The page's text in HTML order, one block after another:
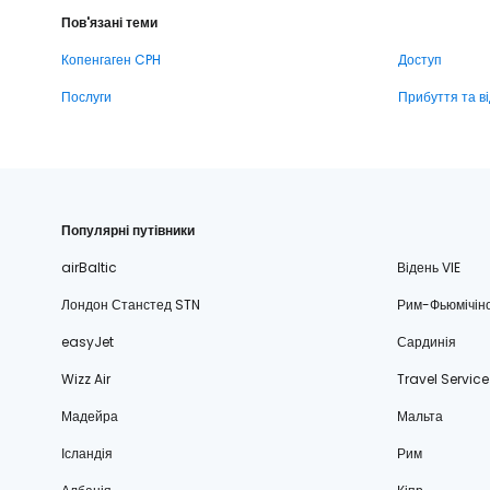
Пов'язані теми
Копенгаген CPH
Доступ
Послуги
Прибуття та
Популярні путівники
airBaltic
Відень VIE
Лондон Станстед STN
Рим-
easyJet
Сардинія
Wizz Air
Travel Service
Мадейра
Мальта
Ісландія
Рим